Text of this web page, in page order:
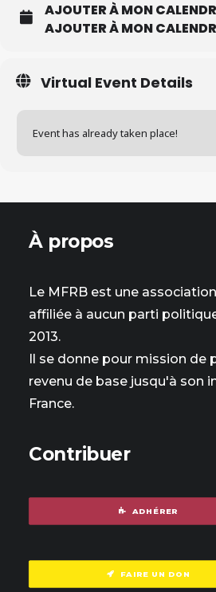
AJOUTER À MON
AJOUTER À MON
Virtual Event Details
Event has already taken place!
À propos
Le MFRB est une
affiliée à aucun parti
2013.
Il se donne pour mission de
revenu de base jusqu'à son
France.
Contribuer
ADHÉRER
FAIRE UN DON